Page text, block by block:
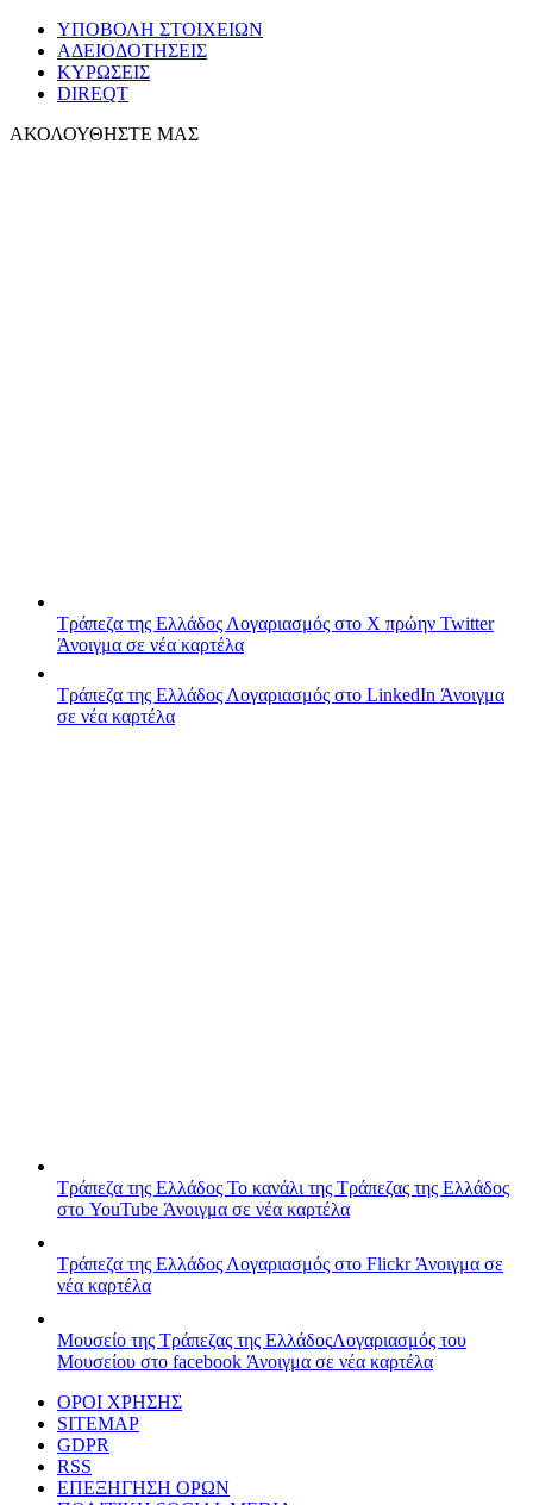
ΥΠΟΒΟΛΗ ΣΤΟΙΧΕΙΩΝ
ΑΔΕΙΟΔΟΤΗΣΕΙΣ
ΚΥΡΩΣΕΙΣ
DIREQT
ΑΚΟΛΟΥΘΗΣΤΕ ΜΑΣ
Τράπεζα της Ελλάδος Λογαριασμός στο X πρώην Twitter
Άνοιγμα σε νέα καρτέλα
Τράπεζα της Ελλάδος Λογαριασμός στο LinkedIn Άνοιγμα
σε νέα καρτέλα
Τράπεζα της Ελλάδος Το κανάλι της Τράπεζας της Ελλάδος
στο YouTube Άνοιγμα σε νέα καρτέλα
Τράπεζα της Ελλάδος Λογαριασμός στο FlickrΆνοιγμα σε
νέα καρτέλα
Μουσείο της Τράπεζας της ΕλλάδοςΛογαριασμός του
Μουσείου στο facebook Άνοιγμα σε νέα καρτέλα
ΟΡΟΙ ΧΡΗΣΗΣ
SITEMAP
GDPR
RSS
ΕΠΕΞΗΓΗΣΗ ΟΡΩΝ